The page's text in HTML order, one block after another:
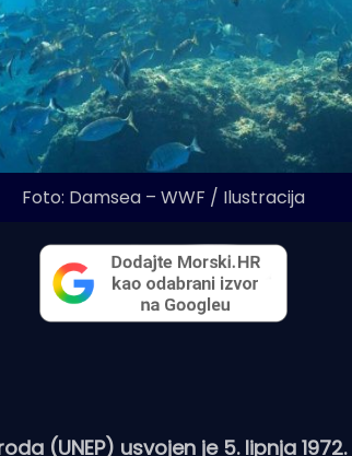
Foto: Damsea – WWF / Ilustracija
(UNEP) usvojen je 5. lipnja